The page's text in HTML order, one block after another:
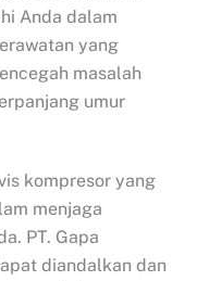
Anda dalam
yang
masalah
umur
kompresor yang
menjaga
PT. Gapa
diandalkan dan